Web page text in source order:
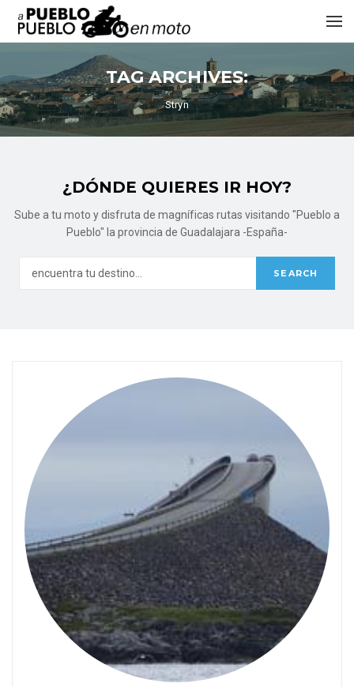
TAG ARCHIVES:
Stryn
¿DÓNDE QUIERES IR HOY?
Sube a tu moto y disfruta de magníficas rutas visitando "Pueblo a
Pueblo" la provincia de Guadalajara -España-